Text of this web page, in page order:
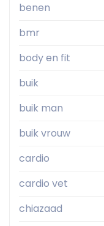
benen
bmr
body en fit
buik
buik man
buik vrouw
cardio
cardio vet
chiazaad